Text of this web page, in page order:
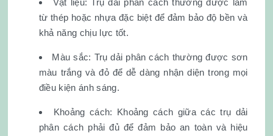
từ thép hoặc nhựa đặc biệt để đảm bảo độ bền và
khả năng chịu lực tốt.
Màu sắc: Trụ dải phân cách thường được sơn
màu trắng và đỏ để dễ dàng nhận diện trong mọi
điều kiện ánh sáng.
Khoảng cách: Khoảng cách giữa các trụ dải
phân cách phải đủ để đảm bảo an toàn và hiệu